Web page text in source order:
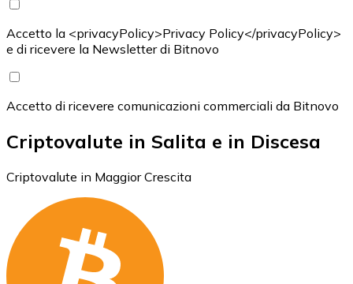
Accetto la <privacyPolicy>Privacy Policy</privacyPolicy>
e di ricevere la Newsletter di Bitnovo
Accetto di ricevere comunicazioni commerciali da Bitnovo
Criptovalute in Salita e in Discesa
Criptovalute in Maggior Crescita